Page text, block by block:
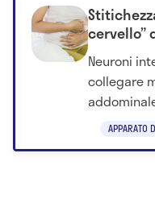
APPARATO
cervello”
Neuroni
collegare
ipotesi,